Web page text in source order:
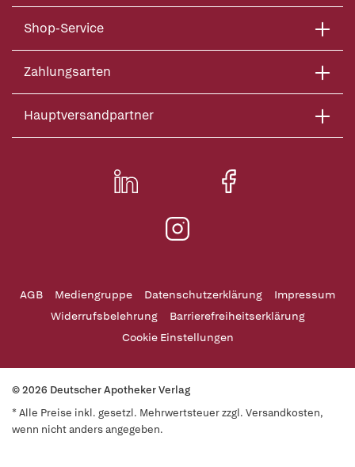
Shop-Service
Zahlungsarten
Hauptversandpartner
AGB Mediengruppe Datenschutzerklärung
Impressum
Widerrufsbelehrung
Barrierefreiheitserklärung
Cookie Einstellungen
© 2026 Deutscher Apotheker Verlag
* Alle Preise inkl. gesetzl. Mehrwertsteuer zzgl. Versandkosten,
wenn nicht anders angegeben.